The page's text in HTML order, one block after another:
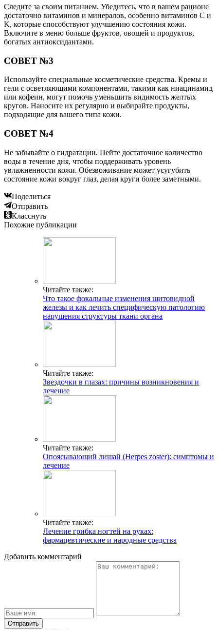
Следите за своим питанием. Убедитесь, что в вашем рационе
достаточно витаминов и минералов, особенно витаминов C и
K, которые способствуют улучшению состояния кожи.
Включите в меню больше фруктов, овощей и продуктов,
богатых антиоксидантами.
СОВЕТ №3
Используйте специальные косметические средства. Кремы и
гели с осветляющими компонентами, такими как ниацинамид
или кофеин, могут помочь уменьшить видимость желтых
кругов. Наносите их регулярно и выбирайте продукты,
подходящие для вашего типа кожи.
СОВЕТ №4
Не забывайте о гидратации. Пейте достаточное количество
воды в течение дня, чтобы поддерживать уровень
увлажненности кожи. Обезвоживание может усугубить
состояние кожи вокруг глаз, делая круги более заметными.
Поделиться
Отправить
Класснуть
Похожие публикации
Читайте также:
Что такое фокальные изменения щитовидной
железы и как лечить специфическую патологию
нарушения структуры ткани органа
Читайте также:
Звездочки в глазах: причины возникновения и
лечение
Читайте также:
Опоясывающий лишай (Herpes zoster): симптомы и
лечение
Читайте также:
Лечение грибка ногтей на руках:
фармацевтические и народные средства
Добавить комментарий